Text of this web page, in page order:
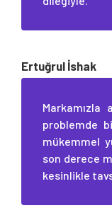
Ertuğrul İshak
Markamızla
problemde
mükemmel
son derece
kesinlikle